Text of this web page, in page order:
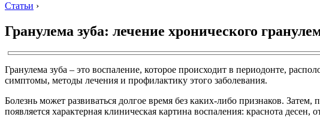
Статьи ›
Гранулема зуба: лечение хронического
Гранулема зуба – это воспаление, которое происходит в периодонте,
симптомы, методы лечения и профилактику этого заболевания.
Болезнь может развиваться долгое время без каких-либо признаков.
появляется характерная клиническая картина воспаления: краснота десен,